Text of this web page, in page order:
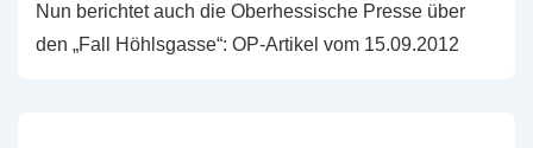
Nun berichtet auch die Oberhessische Presse über
den „Fall Höhlsgasse“: OP-Artikel vom 15.09.2012